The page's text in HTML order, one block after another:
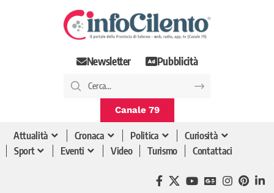
Newsletter Pubblicità
Canale 79
Attualità Cronaca Politica
Curiosità
Sport
Eventi Video Turismo Contattaci